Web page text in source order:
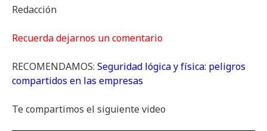
Redacción
Recuerda dejarnos un comentario
RECOMENDAMOS: Seguridad lógica y física: peligros
compartidos en las empresas
Te compartimos el siguiente video